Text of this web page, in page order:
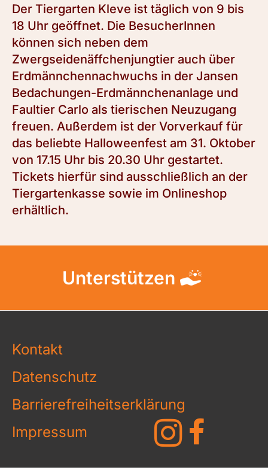
Der Tiergarten Kleve ist täglich von 9 bis
18 Uhr geöffnet. Die BesucherInnen
können sich neben dem
Zwergseidenäffchenjungtier auch über
Erdmännchennachwuchs in der Jansen
Bedachungen-Erdmännchenanlage und
Faultier Carlo als tierischen Neuzugang
freuen. Außerdem ist der Vorverkauf für
das beliebte Halloweenfest am 31. Oktober
von 17.15 Uhr bis 20.30 Uhr gestartet.
Tickets hierfür sind ausschließlich an der
Tiergartenkasse sowie im Onlineshop
erhältlich.
Unterstützen
Kontakt
Datenschutz
Barrierefreiheitserklärung
Impressum